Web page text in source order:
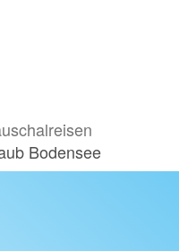
Bodensee